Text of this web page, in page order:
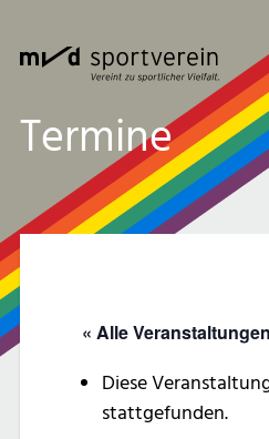
Termine
« Alle Veranstaltungen
Diese
stattgefunden.